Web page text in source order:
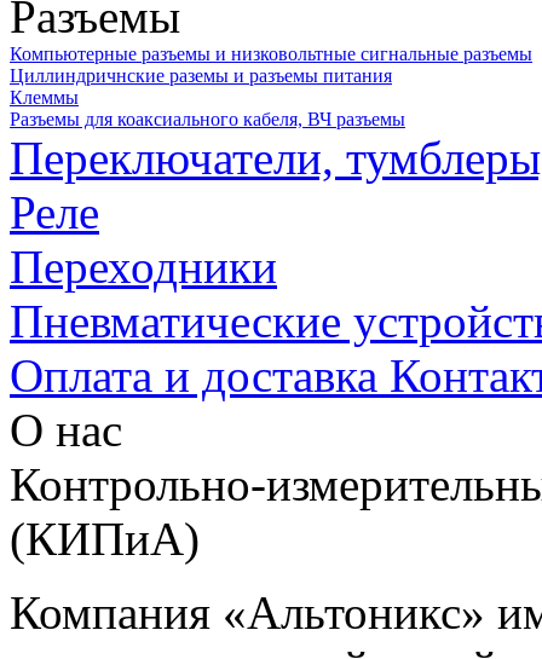
Разъемы
Компьютерные разъемы и низковольтные сигнальные разъемы
Циллиндричнские раземы и разъемы питания
Клеммы
Разъемы для коаксиального кабеля, ВЧ разъемы
Переключатели,
Реле
Переходники
Пневматические
Оплата и доставка
О нас
Контрольно-
(КИПиА)
Компания «Альтоникс»